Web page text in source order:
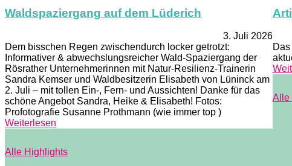
Waldspaziergang auf dem Lüderich
3. Juli 2026
Dem bisschen Regen zwischendurch locker getrotzt:
Informativer & abwechslungsreicher Wald-Spaziergang der
Rösrather Unternehmerinnen mit Natur-Resilienz-Trainerin
Sandra Kemser und Waldbesitzerin Elisabeth von Lüninck am
2. Juli – mit tollen Ein-, Fern- und Aussichten! Danke für das
schöne Angebot Sandra, Heike & Elisabeth! Fotos:
Profotografie Susanne Prothmann (wie immer top )
Weiterlesen
Alle Highlights
Alle